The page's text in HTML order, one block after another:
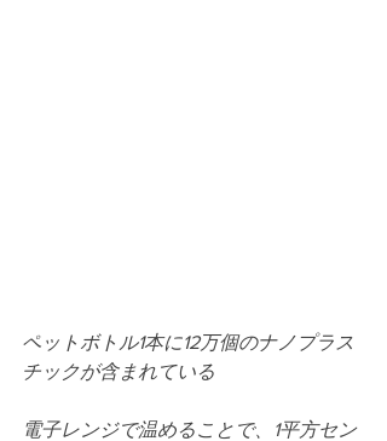
ペットボトル1本に12万個のナノプラス
チックが含まれている
電子レンジで温めることで、1平方セン